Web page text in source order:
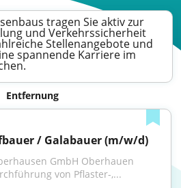
tragen Sie aktiv zur
und Verkehrssicherheit
Stellenangebote und
spannende Karriere im
Entfernung
/ Galabauer (m/w/d)
GmbH Oberhauen
von Pflaster-,...